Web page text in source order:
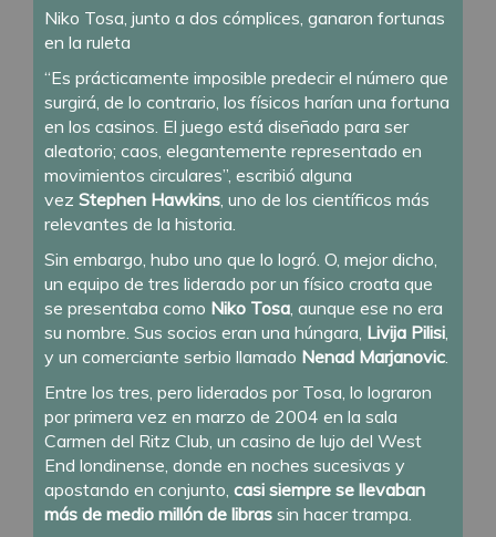
Niko Tosa, junto a dos cómplices, ganaron fortunas
en la ruleta
“Es prácticamente imposible predecir el número que
surgirá, de lo contrario, los físicos harían una fortuna
en los casinos. El juego está diseñado para ser
aleatorio; caos, elegantemente representado en
movimientos circulares”, escribió alguna
vez Stephen Hawkins, uno de los científicos más
relevantes de la historia.
Sin embargo, hubo uno que lo logró. O, mejor dicho,
un equipo de tres liderado por un físico croata que
se presentaba como Niko Tosa, aunque ese no era
su nombre. Sus socios eran una húngara, Livija Pilisi,
y un comerciante serbio llamado Nenad Marjanovic.
Entre los tres, pero liderados por Tosa, lo lograron
por primera vez en marzo de 2004 en la sala
Carmen del Ritz Club, un casino de lujo del West
End londinense, donde en noches sucesivas y
apostando en conjunto, casi siempre se llevaban
más de medio millón de libras sin hacer trampa.